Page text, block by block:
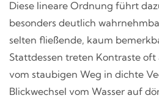
Diese lineare Ordnung führt
besonders deutlich
selten fließende, kaum
Stattdessen treten Kontraste
vom staubigen Weg in dichte
Blickwechsel vom Wasser auf